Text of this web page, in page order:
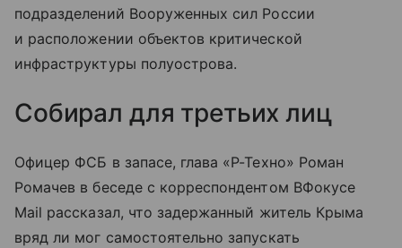
подразделений Вооруженных сил России
и расположении объектов критической
инфраструктуры полуострова.
Собирал для третьих лиц
Офицер ФСБ в запасе, глава «Р-Техно» Роман
Ромачев в беседе с корреспондентом ВФокусе
Mail рассказал, что задержанный житель Крыма
вряд ли мог самостоятельно запускать